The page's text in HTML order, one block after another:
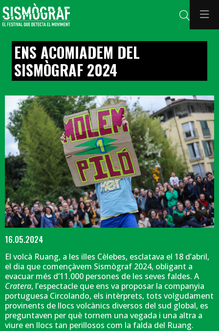
Cerca
ENS ACOMIADEM DEL
SISMÒGRAF 2024
Diapositiva 1 de 1
16.05.2024
El volcà Ruang, a les illes Cèlebes, esclatava el 18 d’abril,
el dia que començàvem Sismògraf 2024, obligant a
evacuar més d’11.000 persones de les seves faldes. A
Cratera, l’espectacle que ens va proposar la companyia
portuguesa Circolando, els intèrprets, tots volgudament
provinents de llocs volcànics diversos del sud global, es
preguntaven per què tornem una vegada i una altra a
viure en llocs tan perillosos com la falda del Ruang.